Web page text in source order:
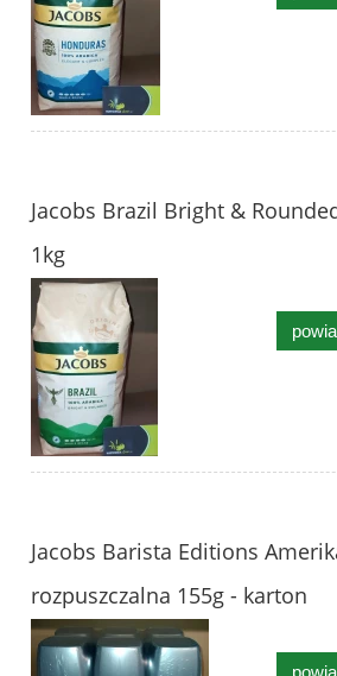
Jacobs Brazil Bright &
1kg
Jacobs Barista Editions
rozpuszczalna 155g - karton